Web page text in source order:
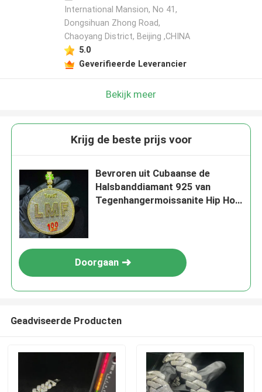
International Mansion, No 41,
Dongsihuan Zhong Road,
Chaoyang District, Beijing ,CHINA
5.0
Geverifieerde Leverancier
Bekijk meer
Krijg de beste prijs voor
Bevroren uit Cubaanse de
Halsbanddiamant 925 van
Tegenhangermoissanite Hip Hop
Doorgaan
Geadviseerde Producten